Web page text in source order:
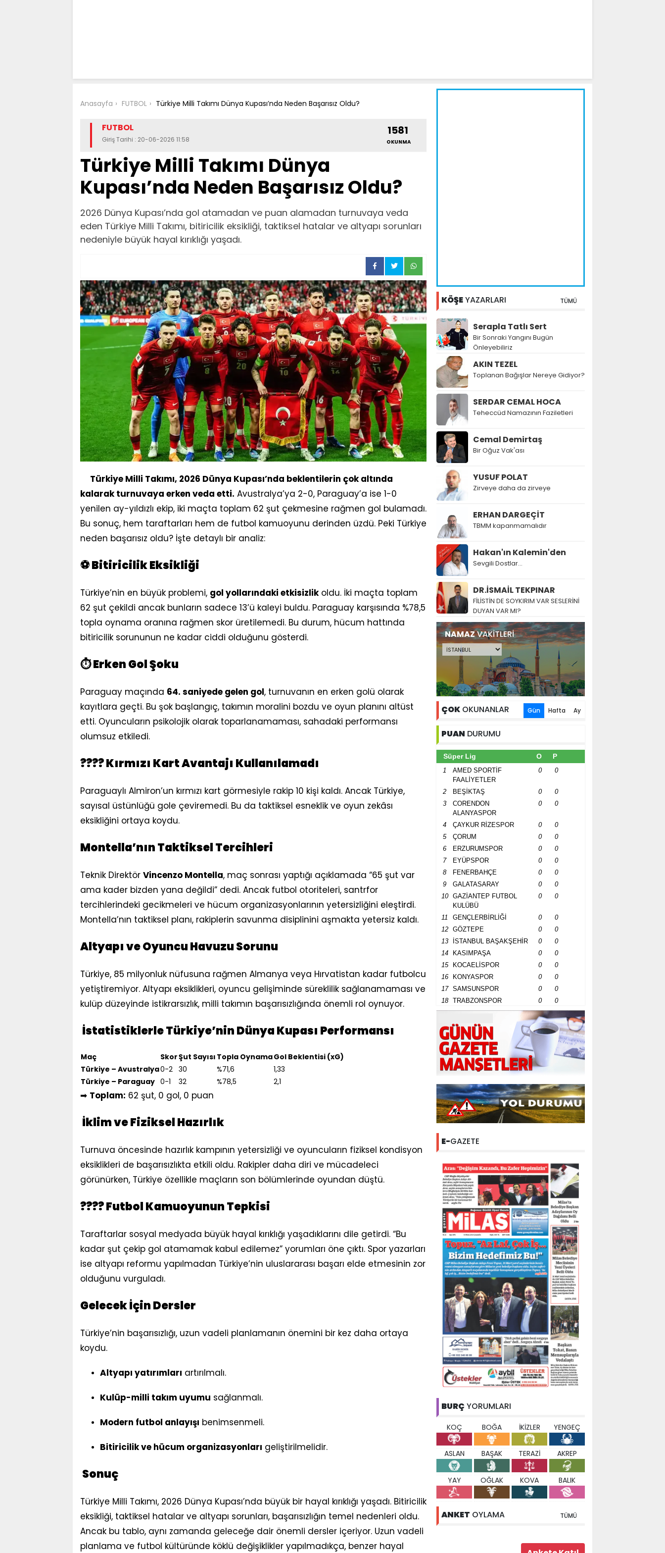
Anasayfa FUTBOL Türkiye Milli Takımı Dünya Kupası’nda Neden Başarısız Oldu?
FUTBOL
Giriş Tarihi : 20-06-2026 11:58
1581
OKUNMA
Türkiye Milli Takımı Dünya
Kupası’nda Neden Başarısız Oldu?
2026 Dünya Kupası’nda gol atamadan ve puan alamadan turnuvaya veda
eden Türkiye Milli Takımı, bitiricilik eksikliği, taktiksel hatalar ve altyapı sorunları
nedeniyle büyük hayal kırıklığı yaşadı.
Türkiye Milli Takımı, 2026 Dünya Kupası’nda beklentilerin çok altında
kalarak turnuvaya erken veda etti. Avustralya’ya 2-0, Paraguay’a ise 1-0
yenilen ay-yıldızlı ekip, iki maçta toplam 62 şut çekmesine rağmen gol bulamadı.
Bu sonuç, hem taraftarları hem de futbol kamuoyunu derinden üzdü. Peki Türkiye
neden başarısız oldu? İşte detaylı bir analiz:
⚽ Bitiricilik Eksikliği
Türkiye’nin en büyük problemi, gol yollarındaki etkisizlikoldu. İki maçta toplam
62 şut çekildi ancak bunların sadece 13’ü kaleyi buldu. Paraguay karşısında %78,5
topla oynama oranına rağmen skor üretilemedi. Bu durum, hücum hattında
bitiricilik sorununun ne kadar ciddi olduğunu gösterdi.
⏱ Erken Gol Şoku
Paraguay maçında 64. saniyede gelen gol, turnuvanın en erken golü olarak
kayıtlara geçti. Bu şok başlangıç, takımın moralini bozdu ve oyun planını altüst
etti. Oyuncuların psikolojik olarak toparlanamaması, sahadaki performansı
olumsuz etkiledi.
???? Kırmızı Kart Avantajı Kullanılamadı
Paraguaylı Almiron’un kırmızı kart görmesiyle rakip 10 kişi kaldı. Ancak Türkiye,
sayısal üstünlüğü gole çeviremedi. Bu da taktiksel esneklik ve oyun zekâsı
eksikliğini ortaya koydu.
Montella’nın Taktiksel Tercihleri
Teknik Direktör Vincenzo Montella, maç sonrası yaptığı açıklamada “65 şut var
ama kader bizden yana değildi” dedi. Ancak futbol otoriteleri, santrfor
tercihlerindeki gecikmeleri ve hücum organizasyonlarının yetersizliğini eleştirdi.
Montella’nın taktiksel planı, rakiplerin savunma disiplinini aşmakta yetersiz kaldı.
Altyapı ve Oyuncu Havuzu Sorunu
Türkiye, 85 milyonluk nüfusuna rağmen Almanya veya Hırvatistan kadar futbolcu
yetiştiremiyor. Altyapı eksiklikleri, oyuncu gelişiminde süreklilik sağlanamaması ve
kulüp düzeyinde istikrarsızlık, milli takımın başarısızlığında önemli rol oynuyor.
İstatistiklerle Türkiye’nin Dünya Kupası Performansı
Maç SkorŞut Sayısı Topla OynamaGol Beklentisi (xG)
Türkiye – Avustralya0-2 30 %71,6
1,33
Türkiye – Paraguay 0-1 32 %78,5 2,1
➡ Toplam: 62 şut, 0 gol, 0 puan
İklim ve Fiziksel Hazırlık
Turnuva öncesinde hazırlık kampının yetersizliği ve oyuncuların fiziksel kondisyon
eksiklikleri de başarısızlıkta etkili oldu. Rakipler daha diri ve mücadeleci
görünürken, Türkiye özellikle maçların son bölümlerinde oyundan düştü.
???? Futbol Kamuoyunun Tepkisi
Taraftarlar sosyal medyada büyük hayal kırıklığı yaşadıklarını dile getirdi. “Bu
kadar şut çekip gol atamamak kabul edilemez” yorumları öne çıktı. Spor yazarları
ise altyapı reformu yapılmadan Türkiye’nin uluslararası başarı elde etmesinin zor
olduğunu vurguladı.
Gelecek İçin Dersler
Türkiye’nin başarısızlığı, uzun vadeli planlamanın önemini bir kez daha ortaya
koydu.
Altyapı yatırımları artırılmalı.
Kulüp-milli takım uyumu sağlanmalı.
Modern futbol anlayışı benimsenmeli.
Bitiricilik ve hücum organizasyonları geliştirilmelidir.
Sonuç
Türkiye Milli Takımı, 2026 Dünya Kupası’nda büyük bir hayal kırıklığı yaşadı. Bitiricilik
eksikliği, taktiksel hatalar ve altyapı sorunları, başarısızlığın temel nedenleri oldu.
Ancak bu tablo, aynı zamanda geleceğe dair önemli dersler içeriyor. Uzun vadeli
planlama ve futbol kültüründe köklü değişiklikler yapılmadıkça, benzer hayal
KÖŞEYAZARLARI TÜMÜ
Serapla Tatlı Sert
Bir Sonraki Yangını Bugün
Önleyebiliriz
AKIN TEZEL
Toplanan Bağışlar Nereye Gidiyor?
SERDAR CEMAL HOCA
Teheccüd Namazının Faziletleri
Cemal Demirtaş
Bir Oğuz Vak'ası
YUSUF POLAT
Zirveye daha da zirveye
ERHAN DARGEÇİT
TBMM kapanmamalıdır
Hakan'ın Kalemin'den
Sevgili Dostlar...
DR.İSMAİL TEKPINAR
FİLİSTİN DE SOYKIRIM VAR SESLERİNİ
DUYAN VAR MI?
NAMAZVAKİTLERİ
ÇOK OKUNANLAR Gün Hafta Ay
PUAN DURUMU
Süper Lig O P
1
AMED SPORTİF
FAALİYETLER
0 0
2 BEŞİKTAŞ 0
0
3
CORENDON
ALANYASPOR
0 0
4 ÇAYKUR RİZESPOR 0
0
5
ÇORUM 0
0
6
ERZURUMSPOR 0
0
7
EYÜPSPOR 0
0
8
FENERBAHÇE 0
0
9
GALATASARAY 0
0
10
GAZİANTEP FUTBOL
KULÜBÜ
0 0
11 GENÇLERBİRLİĞİ 0
0
12
GÖZTEPE 0
0
13
İSTANBUL BAŞAKŞEHİR 0
0
14
KASIMPAŞA 0
0
15
KOCAELİSPOR 0
0
16
KONYASPOR 0
0
17
SAMSUNSPOR 0
0
18
TRABZONSPOR 0 0
E-GAZETE
BURÇ YORUMLARI
KOÇ BOĞA İKİZLER YENGEÇ
ASLAN BAŞAK TERAZİ AKREP
YAY OĞLAK KOVA BALIK
ANKET OYLAMA TÜMÜ